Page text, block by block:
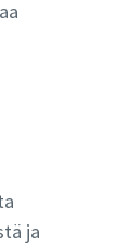
ja